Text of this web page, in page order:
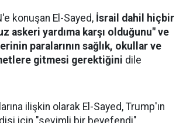
konuşan El-Sayed, İsrail dahil hiçbir
askeri yardıma karşı olduğunu" ve
paralarının sağlık, okullar ve
gitmesi gerektiğini dile
ilişkin olarak El-Sayed, Trump'ın
için "sevimli bir beyefendi"